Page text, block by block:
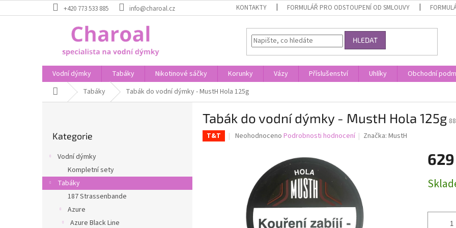
na
+420 773 533 885 info@charoal.cz KONTAKTY FORMULÁŘ PRO ODSTOUPENÍ OD SMLOUVY
HLEDAT
Vodní dýmky Tabáky Nikotinové sáčky Korunky Vázy Příslušenství Uhlíky Obchodní
Domů Tabáky Tabák do vodní dýmky - MustH Hola 125g
n
kategorie
Kategorie
Vodní dýmky
Kompletní sety
Tabáky
187 Strassenbande
Azure
Azure Black Line
Tabák do vodní dýmky - MustH Hola 125g
T&T
Průměrné
hvězdiček.
Neohodnoceno Podrobnosti hodnocení Značka:MustH
cena: